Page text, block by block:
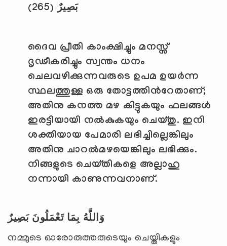
بَصِيرٌ (265)
ദൈവ പ്രീതി കാംക്ഷിച്ചും മനസ്സ്
ദൃഢീകരിച്ചും സ്വന്തം ധനം
ചെലവഴിക്കുന്നവരുടെ ഉപമ ഉയര്‍ന്ന
സ്ഥലത്തുള്ള ഒരു തോട്ടത്തിന്‍റേതാണ്;
അതിനു കനത്ത മഴ കിട്ടുകയും ഫലങ്ങള്‍
ഇരട്ടിയായി നല്‍കുകയും ചെയ്തു. ഇനി
ശക്തിയായ പേമാരി ലഭിച്ചില്ലെങ്കിലും
അതിനു ചാറല്‍മഴയെങ്കിലും ലഭിക്കും.
നിങ്ങളുടെ ചെയ്തികളെ അല്ലാഹു
നന്നായി കാണുന്നവനാണ്.
وَاللَّهُ بِمَا تَعْمَلُونَ بَصِيرٌ
നമ്മുടെ ഓരോരുത്തരുടെയും ചെയ്തികളും